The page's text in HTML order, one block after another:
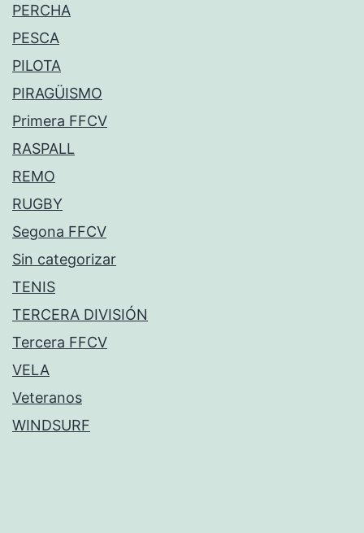
PERCHA
PESCA
PILOTA
PIRAGÜISMO
Primera FFCV
RASPALL
REMO
RUGBY
Segona FFCV
Sin categorizar
TENIS
TERCERA DIVISIÓN
Tercera FFCV
VELA
Veteranos
WINDSURF